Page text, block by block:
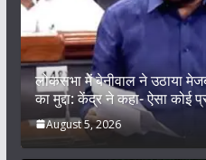
लोकसभा में बेनीवाल ने उठाया
का मुद्दा: केंद्र ने कहा- ऐसा कोई
August 5, 2026